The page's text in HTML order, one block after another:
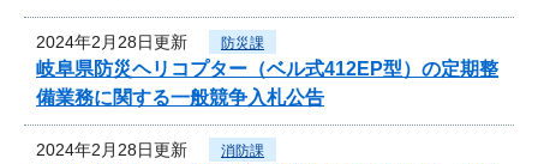
2024年2月28日更新 防災課
岐阜県防災ヘリコプター（ベル式412EP型）の定期整
備業務に関する一般競争入札公告
2024年2月28日更新 消防課